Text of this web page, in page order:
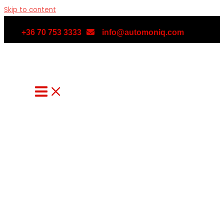
Skip to content
+36 70 753 3333 info@automoniq.com